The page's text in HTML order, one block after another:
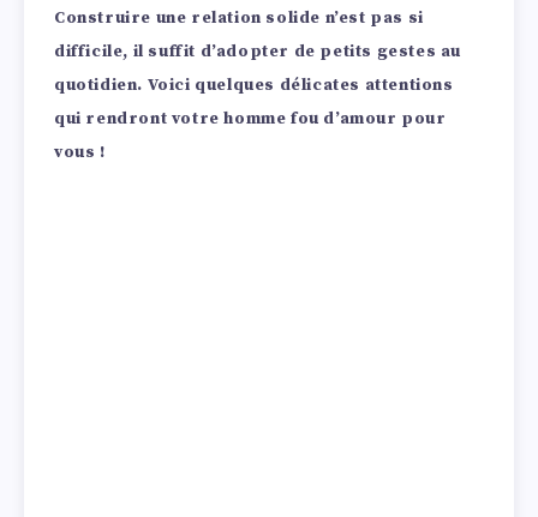
Construire une relation solide n’est pas si
difficile, il suffit d’adopter de petits gestes au
quotidien. Voici quelques délicates attentions
qui rendront votre homme fou d’amour pour
vous !